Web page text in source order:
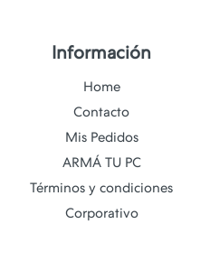
Información
Home
Contacto
Mis Pedidos
ARMÁ TU PC
Términos y condiciones
Corporativo